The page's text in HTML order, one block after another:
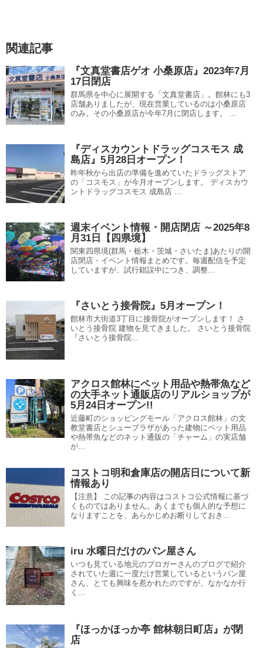
関連記事
『文真堂書店ゲオ 小桑原店』2023年7月
17日閉店
群馬県を中心に展開する「文真堂書店」。館林にも3
店舗ありましたが、現在営業しているのは小桑原店
のみ。その小桑原店が今年7月に閉店します。 ...
『ディスカウントドラッグコスモス 成
島店』5月28日オープン！
昨年秋から出店の準備を進めていたドラッグストア
の「コスモス」が今月オープンします。 ディスカウ
ントドラッグコスモス 成島店 ...
週末イベント情報・開店閉店 ～2025年8
月31日【四県境】
関東四県境(群馬・栃木・茨城・さいたま)あたりの開
店閉店・イベント情報まとめです。毎週配信を予定
していますが、試行錯誤中につき、調整...
『さいとう接骨院』5月オープン！
館林市大街道3丁目に接骨院がオープンします！ さ
いとう接骨院 建物を見てきました。 さいとう接骨院
『さいとう接骨院...
アクロス館林にペット用品や熱帯魚など
の大手ネット通販店のリアルショップが
5月24日オープン!!
近藤町のショッピングモール「アクロス館林」の文
教堂書店とシュープラザがあった建物にペット用品
や熱帯魚などのネット通販の「チャーム」の実店舗
が...
コストコ明和倉庫店の開店日について新
情報あり
【注意】 この記事の内容はコストコ公式情報に基づ
くものではありません。あくまでも個人的な予想に
なりますことを、あらかじめお断りしておき...
iru 水曜日だけのパン屋さん
いつも見ている地元のブロガーさんのブログで紹介
されていた週に一度だけ営業しているというパン屋
さん、とても興味を惹かれたのですが、なかなか行
く...
『ほっかほっか亭 館林朝日町店』が閉
店